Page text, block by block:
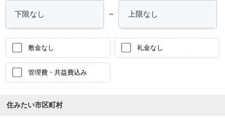
～
敷金なし 礼金なし
管理費・共益費込み
住みたい市区町村